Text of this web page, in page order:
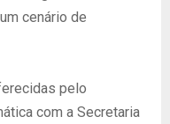
cenário de
pelo
com a Secretaria